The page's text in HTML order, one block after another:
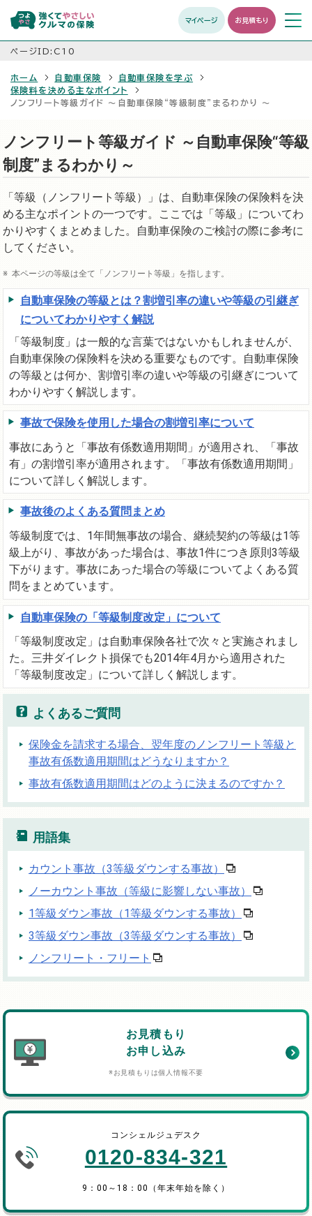
マイページ お見積もり メニュ
開く
ページID:C10
ホーム 自動車保険
自動車保険を学ぶ
保険料を決める主なポイント
ノンフリート等級ガイド ～自動車保険“等級制度”まるわかり ～
ノンフリート等級ガイド ～自動車保険“等級
制度”まるわかり～
「等級（ノンフリート等級）」は、自動車保険の保険料を決
める主なポイントの一つです。ここでは「等級」についてわ
かりやすくまとめました。自動車保険のご検討の際に参考に
してください。
本ページの等級は全て「ノンフリート等級」を指します。
自動車保険の等級とは？割増引率の違いや等級の引継ぎ
についてわかりやすく解説
「等級制度」は一般的な言葉ではないかもしれませんが、
自動車保険の保険料を決める重要なものです。自動車保険
の等級とは何か、割増引率の違いや等級の引継ぎについて
わかりやすく解説します。
事故で保険を使用した場合の割増引率について
事故にあうと「事故有係数適用期間」が適用され、「事故
有」の割増引率が適用されます。「事故有係数適用期間」
について詳しく解説します。
事故後のよくある質問まとめ
等級制度では、1年間無事故の場合、継続契約の等級は1等
級上がり、事故があった場合は、事故1件につき原則3等級
下がります。事故にあった場合の等級についてよくある質
問をまとめています。
自動車保険の「等級制度改定」について
「等級制度改定」は自動車保険各社で次々と実施されまし
た。三井ダイレクト損保でも2014年4月から適用された
「等級制度改定」について詳しく解説します。
よくあるご質問
保険金を請求する場合、翌年度のノンフリート等級と
事故有係数適用期間はどうなりますか？
事故有係数適用期間はどのように決まるのですか？
用語集
カウント事故（3等級ダウンする事故）
ノーカウント事故（等級に影響しない事故）
1等級ダウン事故（1等級ダウンする事故）
3等級ダウン事故（3等級ダウンする事故）
ノンフリート・フリート
お見積もり
お申し込み
※お見積もりは個人情報不要
コンシェルジュデスク
0120-834-321
9：00～18：00（年末年始を除く）